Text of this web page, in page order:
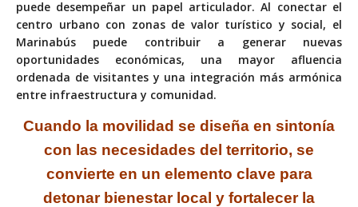
puede desempeñar un papel articulador. Al conectar el
centro urbano con zonas de valor turístico y social, el
Marinabús puede contribuir a generar nuevas
oportunidades económicas, una mayor afluencia
ordenada de visitantes y una integración más armónica
entre infraestructura y comunidad.
Cuando la movilidad se diseña en sintonía
con las necesidades del territorio, se
convierte en un elemento clave para
detonar bienestar local y fortalecer la